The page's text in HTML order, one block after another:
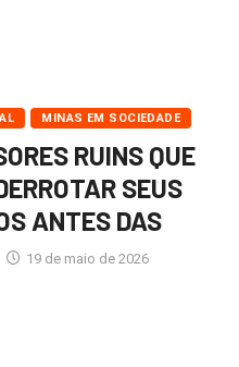
MINAS EM SOCIEDADE
RUINS QUE
SEUS
ANTES DAS
19 de maio de 2026